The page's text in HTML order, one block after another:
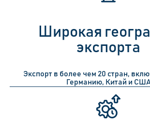
Широкая
экспорта
Экспортв более чем 20 стран,
Германию, Китай и